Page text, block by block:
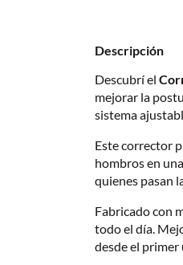
Descripción
Descubrí el
mejorar la
sistema
Este corrector
hombros en
quienes pasan
Fabricado con
todo el día.
desde el primer